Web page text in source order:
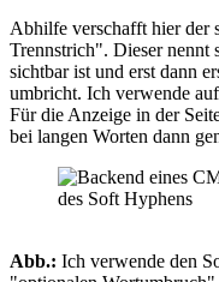
Abhilfe verschafft hier
Trennstrich". Dieser nennt
sichtbar ist und erst dann
umbricht. Ich verwende
Für die Anzeige in der
bei langen Worten dann
Abb.: Ich verwende den